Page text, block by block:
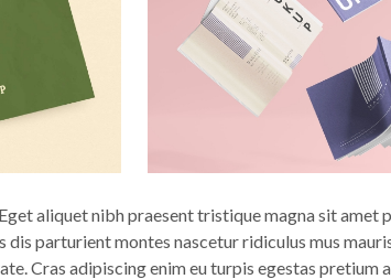
aliquet nibh praesent tristique magna sit amet
dis parturient montes nascetur ridiculus mus
Cras adipiscing enim eu turpis egestas pretium